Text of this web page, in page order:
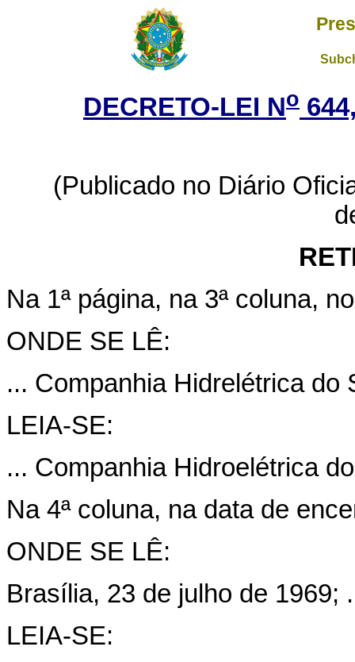
DECRETO-LEI No
(Publicado no Diário
Na 1ª página, na 3ª coluna,
ONDE SE LÊ:
... Companhia Hidrelétrica do
LEIA-SE:
... Companhia Hidroelétrica
Na 4ª coluna, na data de
ONDE SE LÊ:
Brasília, 23 de julho de 1969;
LEIA-SE: